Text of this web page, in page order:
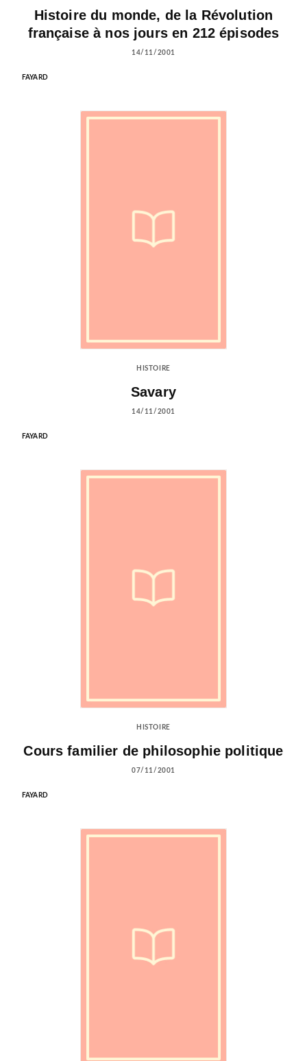
Histoire du monde, de la Révolution
française à nos jours en 212 épisodes
14/11/2001
FAYARD
HISTOIRE
Savary
14/11/2001
FAYARD
HISTOIRE
Cours familier de philosophie politique
07/11/2001
FAYARD